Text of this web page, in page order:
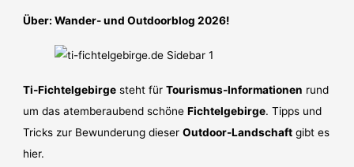
Über: Wander- und Outdoorblog 2026!
Ti-Fichtelgebirge steht fürTourismus-Informationen rund
um das atemberaubend schöneFichtelgebirge. Tipps und
Tricks zur Bewunderung dieserOutdoor-Landschaft gibt es
hier.